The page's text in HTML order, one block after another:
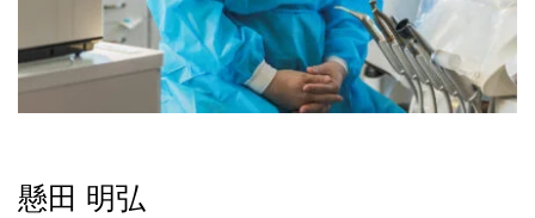
懸田 明弘